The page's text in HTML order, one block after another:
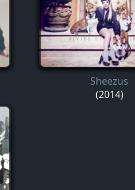
Sheezus
(2014)